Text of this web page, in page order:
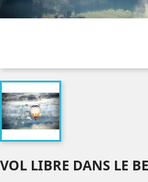
VOL LIBRE DANS LE